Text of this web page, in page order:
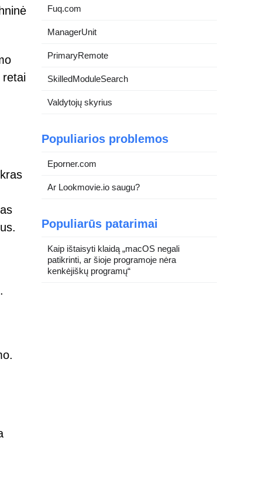
retai
Fuq.com
ManagerUnit
PrimaryRemote
SkilledModuleSearch
Valdytojų skyrius
Populiarios problemos
Eporner.com
Ar Lookmovie.io saugu?
Populiarūs patarimai
Kaip ištaisyti klaidą „macOS negali
patikrinti, ar šioje programoje nėra
kenkėjiškų programų“